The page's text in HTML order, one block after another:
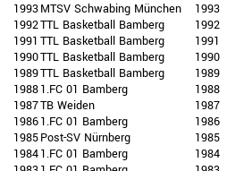
1993MTSV Schwabing München 1993
1992TTL Basketball Bamberg 1992
1991 TTL Basketball Bamberg 1991
1990TTL Basketball Bamberg 1990
1989TTL Basketball Bamberg 1989
19881.FC 01 Bamberg 1988
1987TB Weiden 1987
19861.FC 01 Bamberg 1986
1985Post-SV Nürnberg 1985
19841.FC 01 Bamberg 1984